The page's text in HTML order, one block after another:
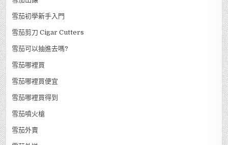
送禮精品
郵寄雪茄
雪茄
雪茄bar
雪茄一定要一次抽完嗎
雪茄代購
雪茄出讓
雪茄初學新手入門
雪茄剪刀 Cigar Cutters